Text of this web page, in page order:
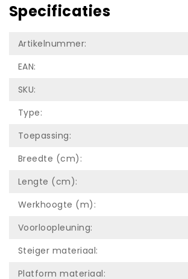
Specificaties
Artikelnummer:
EAN:
SKU:
Type:
Toepassing:
Breedte (cm):
Lengte (cm):
Werkhoogte (m):
Voorloopleuning:
Steiger materiaal:
Platform materiaal: